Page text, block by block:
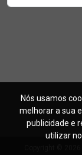
Copyright ©
Nós usamos
melhorar a sua
publicidade e
utilizar